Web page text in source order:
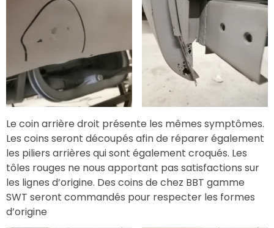
Le coin arrière droit présente les mêmes symptômes.
Les coins seront découpés afin de réparer également
les piliers arrières qui sont également croqués. Les
tôles rouges ne nous apportant pas satisfactions sur
les lignes d’origine. Des coins de chez BBT gamme
SWT seront commandés pour respecter les formes
d’origine